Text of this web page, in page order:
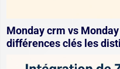
Monday crm vs
différences clés les